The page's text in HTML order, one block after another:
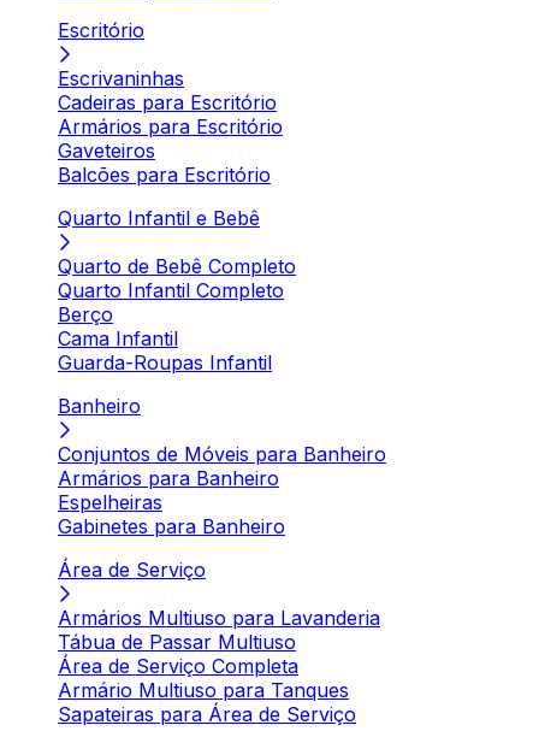
Escritório
Escrivaninhas
Cadeiras para Escritório
Armários para Escritório
Gaveteiros
Balcões para Escritório
Quarto Infantil e Bebê
Quarto de Bebê Completo
Quarto Infantil Completo
Berço
Cama Infantil
Guarda-Roupas Infantil
Banheiro
Conjuntos de Móveis para Banheiro
Armários para Banheiro
Espelheiras
Gabinetes para Banheiro
Área de Serviço
Armários Multiuso para Lavanderia
Tábua de Passar Multiuso
Área de Serviço Completa
Armário Multiuso para Tanques
Sapateiras para Área de Serviço